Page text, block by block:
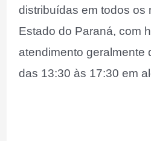
distribuídas em todos os
Estado do Paraná, com
atendimento geralmente
das 13:30 às 17:30 em